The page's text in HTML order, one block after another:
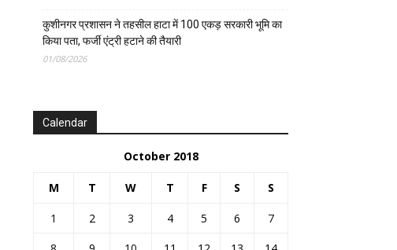
कुशीनगर प्रशासन ने तहसील हाटा में 100 एकड़ सरकारी भूमि का
किया पता, फर्जी एंट्री हटाने की तैयारी
01/08/2026
Calendar
October 2018
M T W T F S S
1 2 3 4 5 6
7